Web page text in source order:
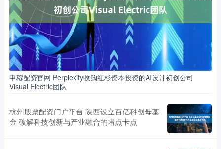
申穆配资官网 Perplexity收购红杉资本投资的AI设计初创公司
Visual Electric团队
杭州股票配资门户平台 陕西设立百亿科创母基
金 破解科技创新与产业融合的堵点卡点